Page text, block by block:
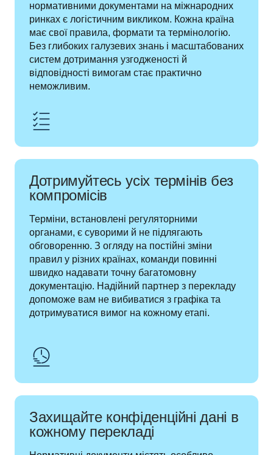
нормативними документами на міжнародних
ринках є логістичним викликом. Кожна країна
має свої правила, формати та термінологію.
Без глибоких галузевих знань і масштабованих
систем дотримання узгодженості й
відповідності вимогам стає практично
неможливим.
Дотримуйтесь усіх термінів без
компромісів
Терміни, встановлені регуляторними
органами, є суворими й не підлягають
обговоренню. З огляду на постійні зміни
правил у різних країнах, команди повинні
швидко надавати точну багатомовну
документацію. Надійний партнер з перекладу
допоможе вам не вибиватися з графіка та
дотримуватися вимог на кожному етапі.
Захищайте конфіденційні дані в
кожному перекладі